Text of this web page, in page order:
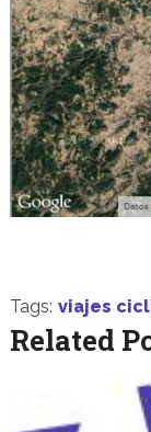
Tags: viajes
Related